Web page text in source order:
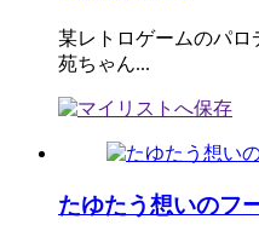
某レトロゲームのパ
苑ちゃん...
たゆたう想いのフ